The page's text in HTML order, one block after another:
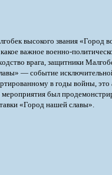
высокого звания «Город
важное военно-
врага, защитники
— событие
в годы войны, это
был
«Город нашей славы».